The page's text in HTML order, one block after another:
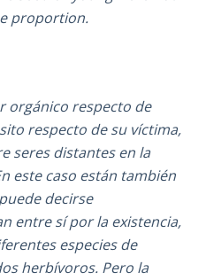
proportion.
orgánico respecto de
respecto de su víctima,
seres distantes en la
este caso están también
decirse
entre sí por la existencia,
especies de
herbívoros. Pero la